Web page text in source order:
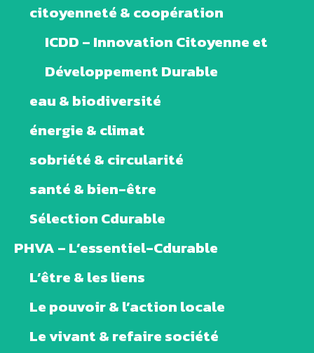
citoyenneté & coopération
ICDD – Innovation Citoyenne et
Développement Durable
eau & biodiversité
énergie & climat
sobriété & circularité
santé & bien-être
Sélection Cdurable
PHVA – L’essentiel-Cdurable
L’être & les liens
Le pouvoir & l’action locale
Le vivant & refaire société